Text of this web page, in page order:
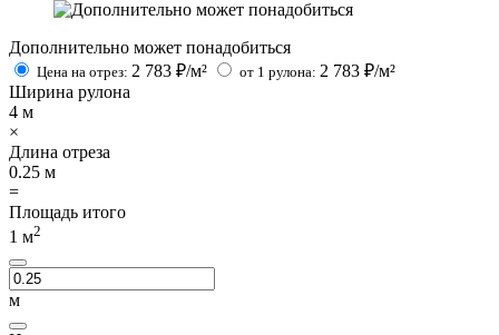
Дополнительно может понадобиться
Цена на отрез: 2 783 ₽/м² от 1 рулона: 2 783 ₽/м²
Ширина рулона
4 м
×
Длина отреза
0.25 м
=
Площадь итого
1 м2
м